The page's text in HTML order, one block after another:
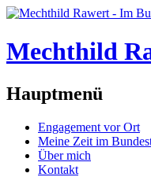
Mechthild
Hauptmenü
Engagement vor Ort
Meine Zeit im
Über mich
Kontakt